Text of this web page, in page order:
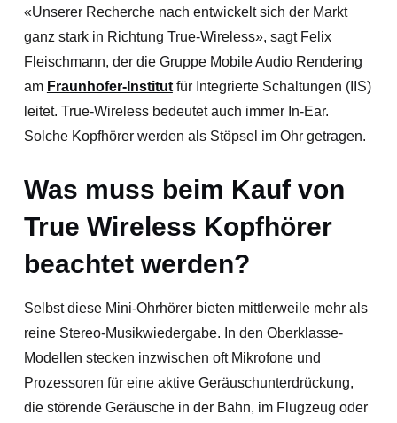
«Unserer Recherche nach entwickelt sich der Markt
ganz stark in Richtung True-Wireless», sagt Felix
Fleischmann, der die Gruppe Mobile Audio Rendering
am Fraunhofer-Institutfür Integrierte Schaltungen (IIS)
leitet. True-Wireless bedeutet auch immer In-Ear.
Solche Kopfhörer werden als Stöpsel im Ohr getragen.
Was muss beim Kauf von
True Wireless Kopfhörer
beachtet werden?
Selbst diese Mini-Ohrhörer bieten mittlerweile mehr als
reine Stereo-Musikwiedergabe. In den Oberklasse-
Modellen stecken inzwischen oft Mikrofone und
Prozessoren für eine aktive Geräuschunterdrückung,
die störende Geräusche in der Bahn, im Flugzeug oder